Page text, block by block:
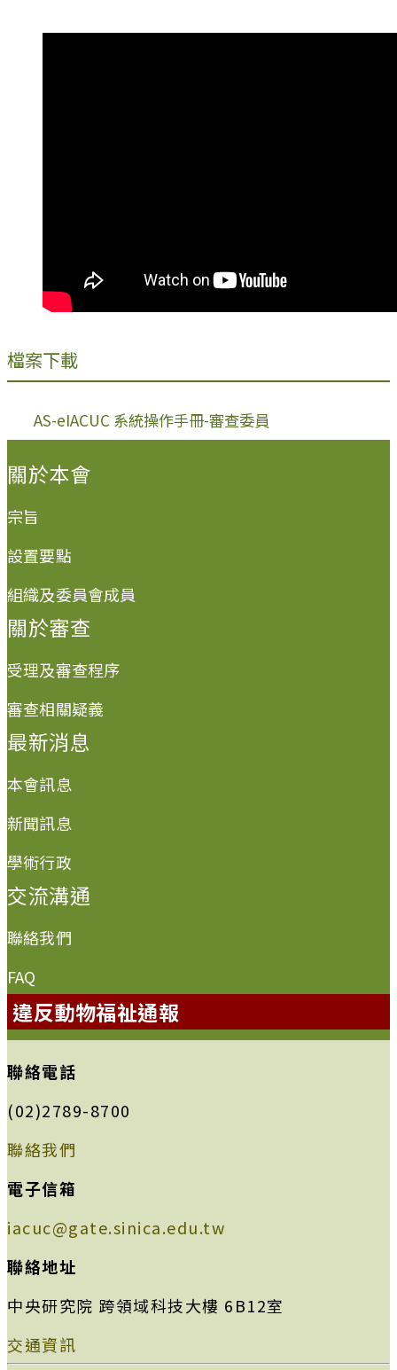
檔案下載
AS-eIACUC 系統操作手冊-審查委員
關於本會
宗旨
設置要點
組織及委員會成員
關於審查
受理及審查程序
審查相關疑義
最新消息
本會訊息
新聞訊息
學術行政
交流溝通
聯絡我們
FAQ
違反動物福祉通報
聯絡電話
(02)2789-8700
聯絡我們
電子信箱
iacuc@gate.sinica.edu.tw
聯絡地址
中央研究院 跨領域科技大樓 6B12室
交通資訊